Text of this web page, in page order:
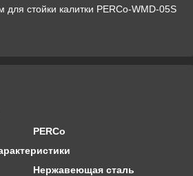
стойки калитки PERCo-WMD-05S
PERCo
Нержавеющая сталь